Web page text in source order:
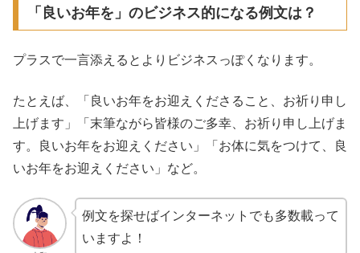
「良いお年を」のビジネス的になる例文は？
プラスで一言添えるとよりビジネスっぽくなります。
たとえば、「良いお年をお迎えくださること、お祈り申し
上げます」「末筆ながら皆様のご多幸、お祈り申し上げま
す。良いお年をお迎えください」「お体に気をつけて、良
いお年をお迎えください」など。
例文を探せばインターネットでも多数載って
いますよ！